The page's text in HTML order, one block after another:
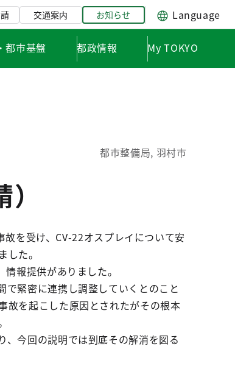
交通案内 お知らせ Language
都市基盤 都政情報 My TOKYO
都市整備局, 羽村市
を受け、CV-22オスプレイについて安
た。
報提供がありました。
で緊密に連携し調整していくとのこと
故を起こした原因とされたがその根本
、今回の説明では到底その解消を図る